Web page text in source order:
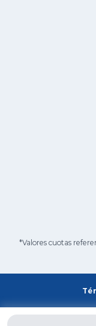
*Valores cuotas